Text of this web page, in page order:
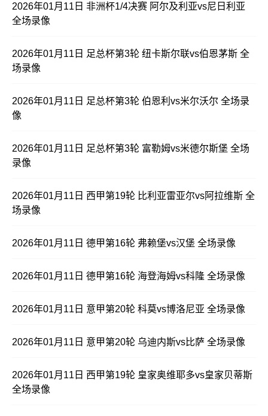
2026年01月11日 非洲杯1/4决赛 阿尔及利亚vs尼日利亚
全场录像
2026年01月11日 足总杯第3轮 纽卡斯尔联vs伯恩茅斯 全
场录像
2026年01月11日 足总杯第3轮 伯恩利vs米尔沃尔 全场录
像
2026年01月11日 足总杯第3轮 富勒姆vs米德尔斯堡 全场
录像
2026年01月11日 西甲第19轮 比利亚雷亚尔vs阿拉维斯 全
场录像
2026年01月11日 德甲第16轮 弗赖堡vs汉堡 全场录像
2026年01月11日 德甲第16轮 海登海姆vs科隆 全场录像
2026年01月11日 意甲第20轮 科莫vs博洛尼亚 全场录像
2026年01月11日 意甲第20轮 乌迪内斯vs比萨 全场录像
2026年01月11日 西甲第19轮 皇家奥维耶多vs皇家贝蒂斯
全场录像